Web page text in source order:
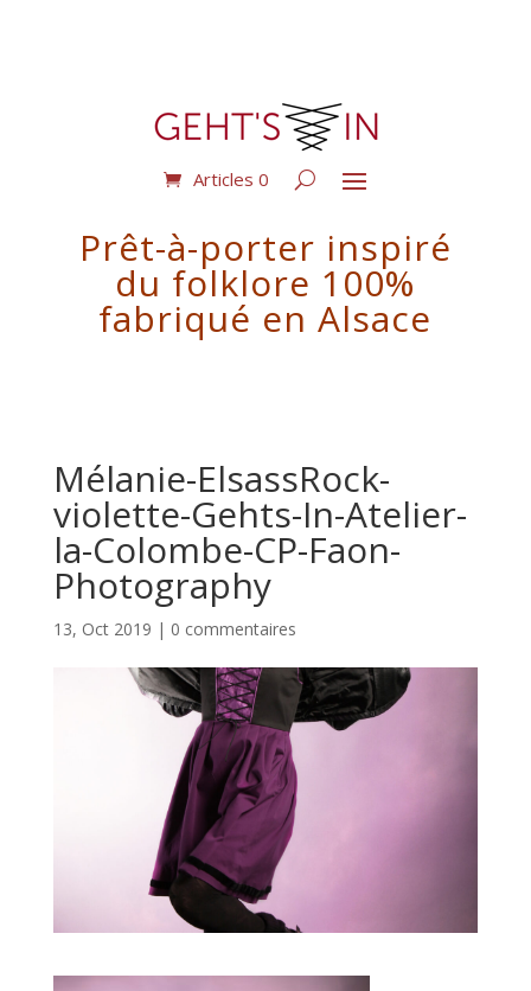
Articles 0
Prêt-à-porter inspiré
du folklore 100%
fabriqué en Alsace
Mélanie-ElsassRock-
violette-Gehts-In-Atelier-
la-Colombe-CP-Faon-
Photography
13, Oct 2019 | 0 commentaires